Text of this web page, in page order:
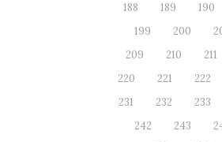
188
189 190
199
200
209
210 211
220
221 222
231
232 233
242
243